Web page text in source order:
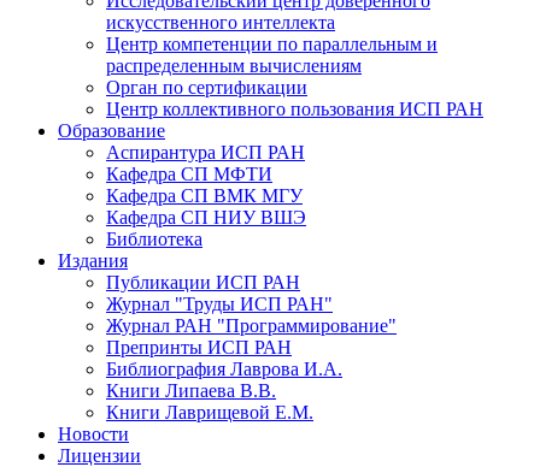
искусственного интеллекта
Центр компетенции по параллельным и
распределенным вычислениям
Орган по сертификации
Центр коллективного пользования ИСП РАН
Образование
Аспирантура ИСП РАН
Кафедра СП МФТИ
Кафедра СП ВМК МГУ
Кафедра СП НИУ ВШЭ
Библиотека
Издания
Публикации ИСП РАН
Журнал "Труды ИСП РАН"
Журнал РАН "Программирование"
Препринты ИСП РАН
Библиография Лаврова И.А.
Книги Липаева В.В.
Книги Лаврищевой Е.М.
Новости
Лицензии